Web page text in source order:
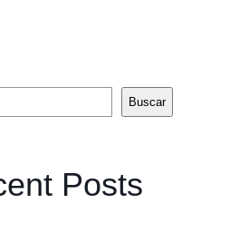
Buscar
Posts